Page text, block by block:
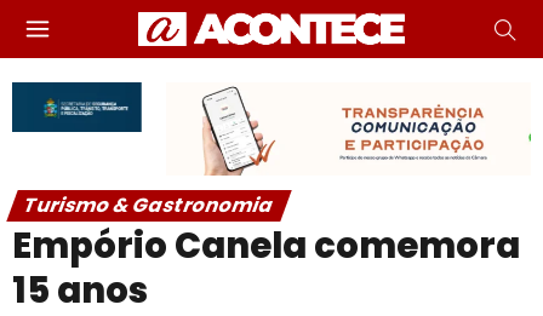
Turismo & Gastronomia
Empório Canela comemora
15 anos